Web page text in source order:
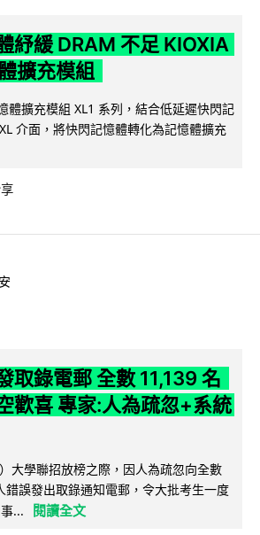
紓緩 DRAM 不足 KIOXIA
擴充模組
體擴充模組 XL1 系列，結合低延遲快閃記
介面，將快閃記憶體轉化為記憶體擴充
取錄電郵 全數 11,139 名
歡喜 專家:人為疏忽+系統
大學聯招放榜之際，因人為疏忽向全數
錯誤發出取錄通知電郵，令大批考生一度
...
閱讀全文